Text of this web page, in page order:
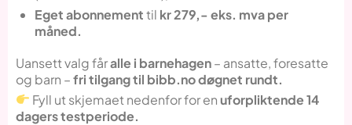
Eget abonnementtil kr 279,- eks. mva per
måned.
Uansett valg fåralle i barnehagen– ansatte, foresatte
og barn –fri tilgang til bibb.no døgnet rundt.
Fyll ut skjemaet nedenfor for enuforpliktende 14
dagers testperiode.